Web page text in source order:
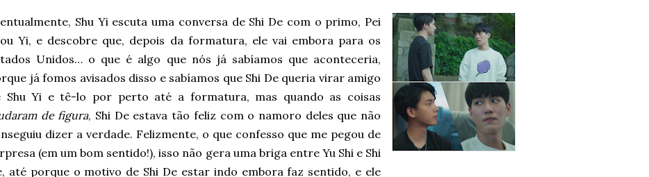
Shu Yi escuta uma conversa de Shi De com o primo, Pei
Yi, e descobre que, depois da formatura, ele vai embora para os
Unidos… o que é algo que nós já sabíamos que aconteceria,
já fomos avisados disso e sabíamos que Shi De queria virar amigo
Shu Yi e tê-lo por perto até a formatura, mas quando as coisas
de figura, Shi De estava tão feliz com o namoro deles que não
dizer a verdade. Felizmente, o que confesso que me pegou de
(em um bom sentido!), isso não gera uma briga entre Yu Shi e Shi
até porque o motivo de Shi De estar indo embora faz sentido, e ele